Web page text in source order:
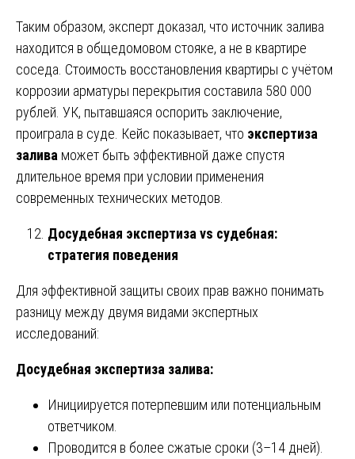
Таким образом, эксперт доказал, что источник залива
находится в общедомовом стояке, а не в квартире
соседа. Стоимость восстановления квартиры с учётом
коррозии арматуры перекрытия составила 580 000
рублей. УК, пытавшаяся оспорить заключение,
проиграла в суде. Кейс показывает, что экспертиза
залива может быть эффективной даже спустя
длительное время при условии применения
современных технических методов.
Досудебная экспертиза vs судебная:
стратегия поведения
Для эффективной защиты своих прав важно понимать
разницу между двумя видами экспертных
исследований:
Досудебная экспертиза залива:
Инициируется потерпевшим или потенциальным
ответчиком.
Проводится в более сжатые сроки (3–14 дней).